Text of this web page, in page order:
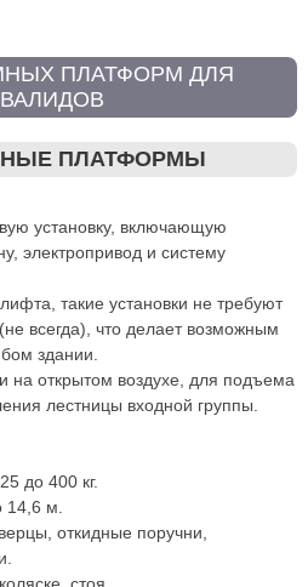
ПЛАТФОРМ ДЛЯ
ПЛАТФОРМЫ
установку, включающую
электропривод и систему
такие установки не требуют
всегда), что делает возможным
здании.
на открытом воздухе, для подъема
лестницы входной группы.
до 400 кг.
14,6 м.
откидные поручни,
стоя.